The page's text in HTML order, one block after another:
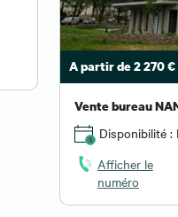
A partir de 2 270 €
Vente bureau
Disponibilité :
Afficher le
numéro